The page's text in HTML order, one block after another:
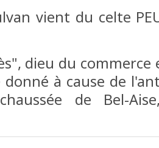
vient du celte
dieu du commerce
à cause de
de Bel-